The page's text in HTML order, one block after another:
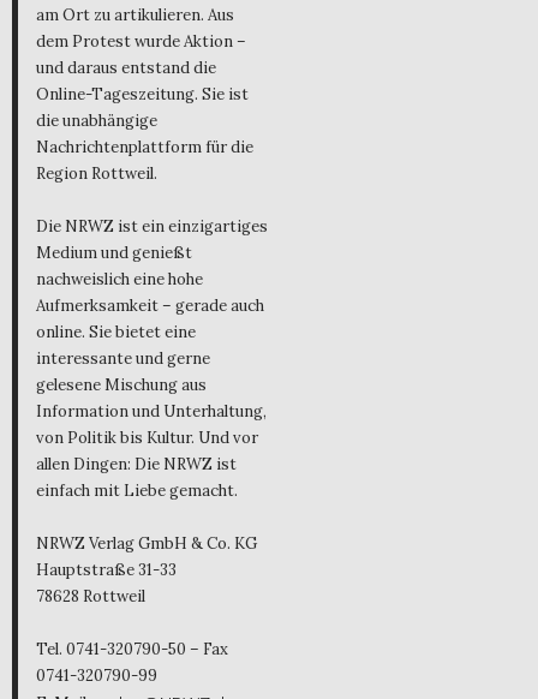
am Ort zu artikulieren. Aus
dem Protest wurde Aktion –
und daraus entstand die
Online-Tageszeitung. Sie ist
die unabhängige
Nachrichtenplattform für die
Region Rottweil.
Die NRWZ ist ein einzigartiges
Medium und genießt
nachweislich eine hohe
Aufmerksamkeit – gerade auch
online. Sie bietet eine
interessante und gerne
gelesene Mischung aus
Information und Unterhaltung,
von Politik bis Kultur. Und vor
allen Dingen: Die NRWZ ist
einfach mit Liebe gemacht.
NRWZ Verlag GmbH & Co. KG
Hauptstraße 31-33
78628 Rottweil
Tel. 0741-320790-50 – Fax
0741-320790-99